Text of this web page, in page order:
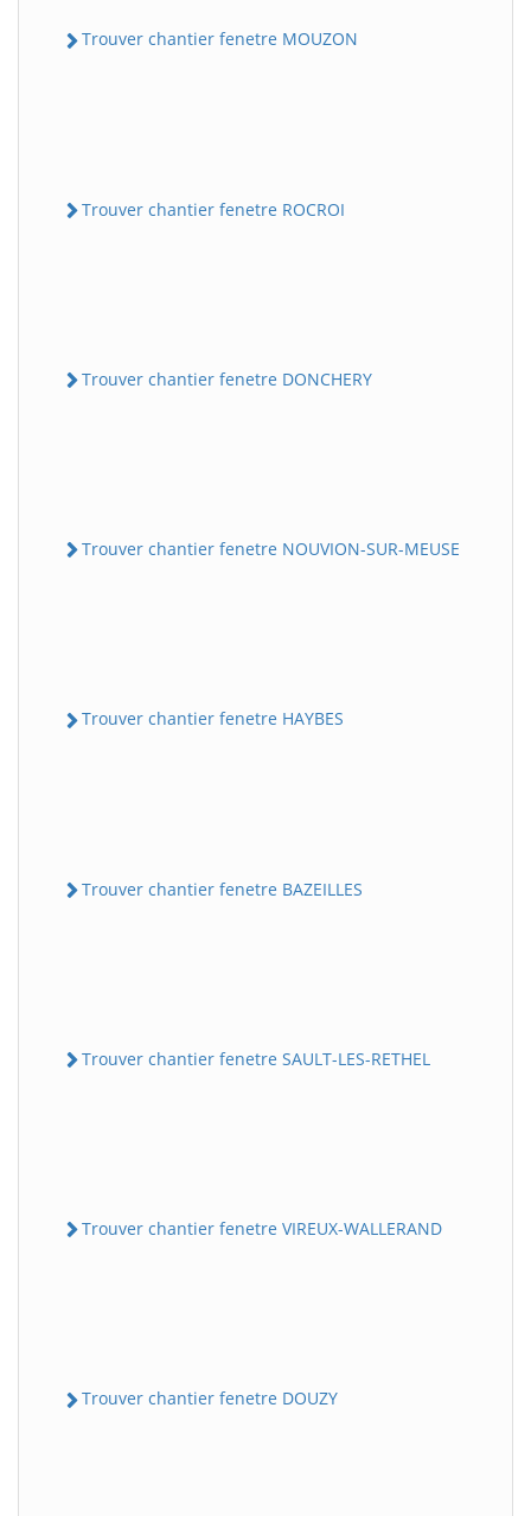
Trouver chantier fenetre MOUZON
Trouver chantier fenetre ROCROI
Trouver chantier fenetre DONCHERY
Trouver chantier fenetre NOUVION-SUR-MEUSE
Trouver chantier fenetre HAYBES
Trouver chantier fenetre BAZEILLES
Trouver chantier fenetre SAULT-LES-RETHEL
Trouver chantier fenetre VIREUX-WALLERAND
Trouver chantier fenetre DOUZY